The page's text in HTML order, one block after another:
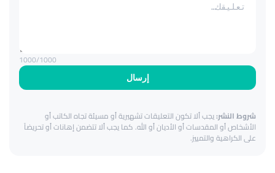
إرسال
1000/1000
شروط النشر:يجب ألا تكون التعليقات تشهيرية أو مسيئة تجاه الكاتب أو
الأشخاص أو المقدسات أو الأديان أو الله. كما يجب ألا تتضمن إهانات أو تحريضاً
على الكراهية والتمييز.